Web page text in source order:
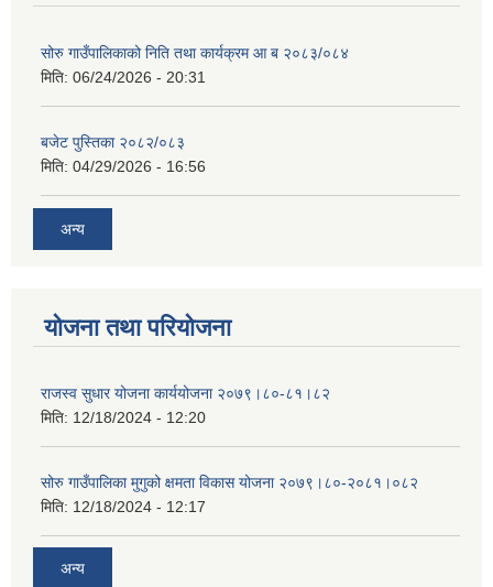
सोरु गाउँपालिकाको निति तथा कार्यक्रम आ ब २०८३/०८४
मिति: 06/24/2026 - 20:31
बजेट पुस्तिका २०८२/०८३
मिति: 04/29/2026 - 16:56
अन्य
योजना तथा परियोजना
राजस्व सुधार योजना कार्ययोजना २०७९।८०-८१।८२
मिति: 12/18/2024 - 12:20
सोरु गाउँपालिका मुगुको क्षमता विकास योजना २०७९।८०-२०८१।०८२
मिति: 12/18/2024 - 12:17
अन्य